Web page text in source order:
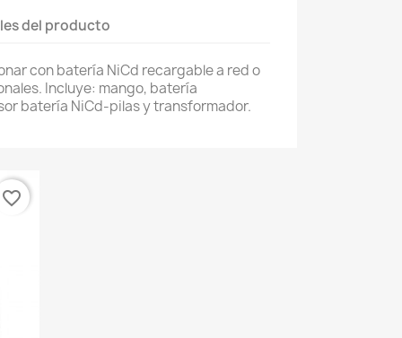
del producto
con batería NiCd recargable a red o
Incluye: mango, batería
batería NiCd-pilas y transformador.
favorite_border